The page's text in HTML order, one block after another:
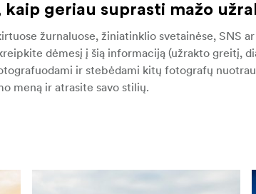
geriau suprasti mažo
žurnaluose, žiniatinklio svetainėse, SNS
dėmesį į šią informaciją (užrakto greitį,
ir stebėdami kitų fotografų
meną ir atrasite savo stilių.